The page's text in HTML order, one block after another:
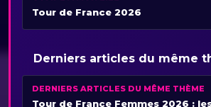
Tour de France 2026
Derniers articles du même
DERNIERS ARTICLES DU MÊME THÈME
Tour de France Femmes 2026 :